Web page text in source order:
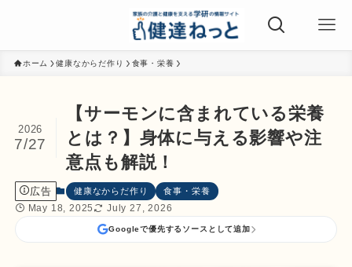
ホーム 健康なからだ作り 食事・栄養
【サーモンに含まれている栄養
とは？】身体に与える影響や注
意点も解説！
2026
7/27
広告 健康なからだ作り 食事・栄養
May 18, 2025 July 27, 2026
Googleで優先するソースとして追加